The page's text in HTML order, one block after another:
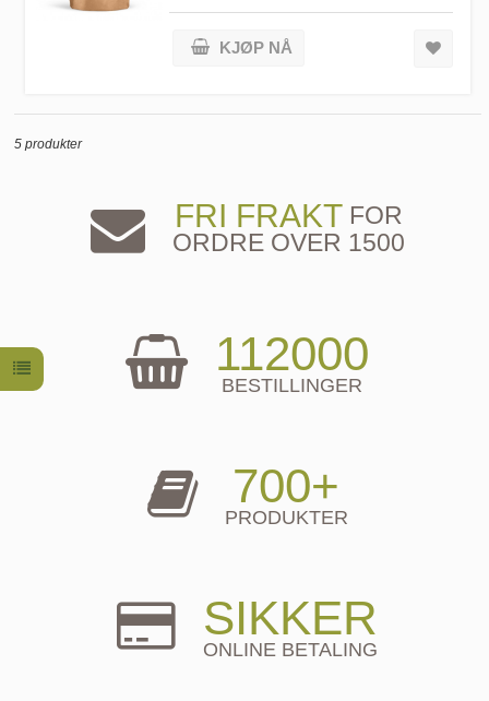
KJØP NÅ
5 produkter
FRI FRAKTFOR
ORDRE OVER 1500
112000
BESTILLINGER
700+
PRODUKTER
SIKKER
ONLINE BETALING